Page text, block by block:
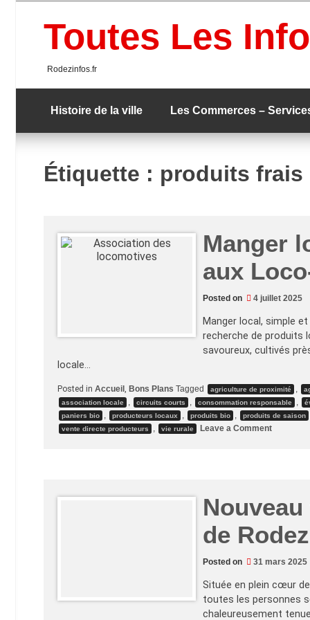
contentToutes Les
Rodezinfos.fr
Histoire de la ville Les Commerces –
Étiquette : produits frais
Manger
aux
Posted on 4 juillet 2025
Manger local, simple
recherche de produits
savoureux, cultivés
locale…
Posted in Accueil Bons Plans Tagged agriculture de proximité
association locale circuits courts consommation responsable
paniers bio producteurs locaux produits bio produits de saison
vente directe producteurs vie rurale Leave a Commenton
Loco-
Motivés
de Rodez
Posted on 31 mars 2025
Située en plein cœur de
toutes les personnes
chaleureusement